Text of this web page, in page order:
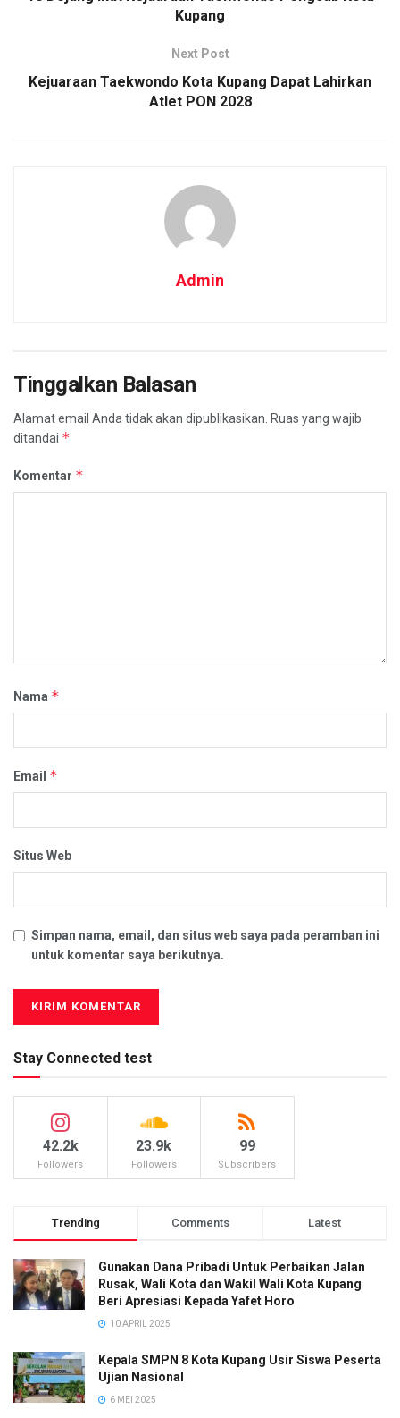
Kupang
Next Post
Kejuaraan Taekwondo Kota Kupang Dapat Lahirkan
Atlet PON 2028
Admin
Tinggalkan Balasan
Alamat email Anda tidak akan dipublikasikan. Ruas yang wajib
ditandai *
Komentar *
Nama *
Email *
Situs Web
Simpan nama, email, dan situs web saya pada peramban ini
untuk komentar saya berikutnya.
Stay Connected test
42.2k
Followers
23.9k
Followers
99
Subscribers
Trending Comments Latest
Gunakan Dana Pribadi Untuk Perbaikan Jalan
Rusak, Wali Kota dan Wakil Wali Kota Kupang
Beri Apresiasi Kepada Yafet Horo
10 APRIL 2025
Kepala SMPN 8 Kota Kupang Usir Siswa Peserta
Ujian Nasional
6 MEI 2025